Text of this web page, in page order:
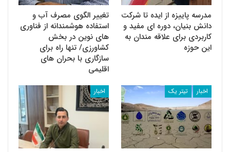
مدرسه پاییزه از ایده تا شرکت
دانش بنیان، دوره ای مفید و
کاربردی برای علاقه مندان به
این حوزه
تغییر الگوی مصرف آب و
استفاده هوشمندانه از فناوری
های نوین در بخش
کشاورزی/ تنها راه برای
سازگاری با بحران های
اقلیمی
اخبار تیتر یک اخبار